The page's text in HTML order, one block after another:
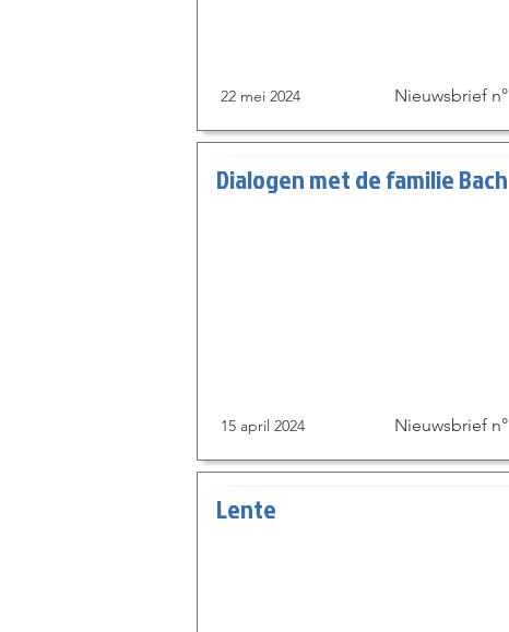
22 mei 2024 Nieuwsbrief n°
Dialogen met de familie Bach
15 april 2024 Nieuwsbrief n°
Lente